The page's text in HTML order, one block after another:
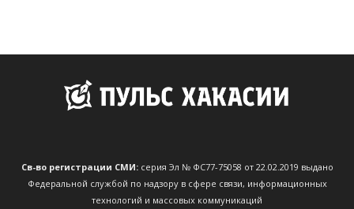
Св-во регистрации СМИ:серия Эл № ФС77-75058 от 22.02.2019 выдано
Федеральной службой по надзору в сфере связи, информационных
технологий и массовых коммуникаций